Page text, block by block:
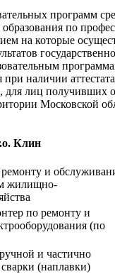
программ
по
на которые
при наличии
для лиц получивших
Московской
Клин
и
жилищно-
по ремонту и
(по
и частично
(наплавки)